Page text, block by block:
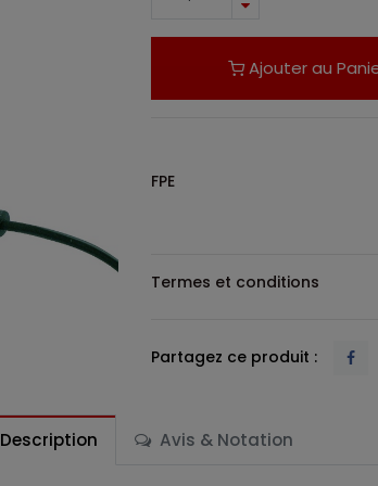
Ajouter au
FPE
Termes et conditions
Partagez ce produit :
Description Avis & Notation